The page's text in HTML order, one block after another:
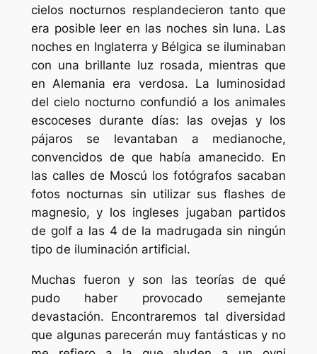
cielos nocturnos resplandecieron tanto que
era posible leer en las noches sin luna. Las
noches en Inglaterra y Bélgica se iluminaban
con una brillante luz rosada, mientras que
en Alemania era verdosa. La luminosidad
del cielo nocturno confundió a los animales
escoceses durante días: las ovejas y los
pájaros se levantaban a medianoche,
convencidos de que había amanecido. En
las calles de Moscú los fotógrafos sacaban
fotos nocturnas sin utilizar sus flashes de
magnesio, y los ingleses jugaban partidos
de golf a las 4 de la madrugada sin ningún
tipo de iluminación artificial.
Muchas fueron y son las teorías de qué
pudo haber provocado semejante
devastación. Encontraremos tal diversidad
que algunas parecerán muy fantásticas y no